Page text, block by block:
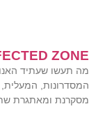
ZONE
מה תעשו שעתיד
המסדרונות, המעלית,
מסקרנת ומאתגרת